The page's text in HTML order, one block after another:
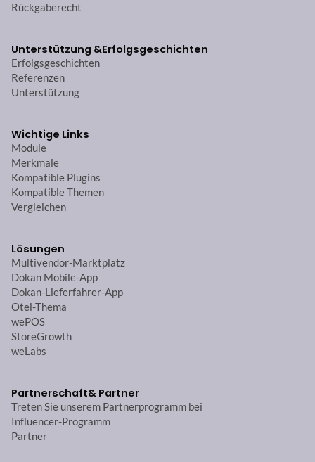
Rückgaberecht
Unterstützung &Erfolgsgeschichten
Erfolgsgeschichten
Referenzen
Unterstützung
Wichtige Links
Module
Merkmale
Kompatible Plugins
Kompatible Themen
Vergleichen
Lösungen
Multivendor-Marktplatz
Dokan Mobile-App
Dokan-Lieferfahrer-App
Otel-Thema
wePOS
StoreGrowth
weLabs
Partnerschaft& Partner
Treten Sie unserem Partnerprogramm bei
Influencer-Programm
Partner